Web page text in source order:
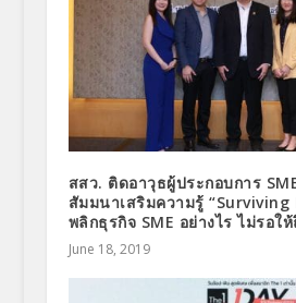
สสว. ติดอาวุธผู้ประกอบการ
สัมมนาเสริมความรู้
พลิกธุรกิจ SME อย่างไร ไม่รอใ
June 18, 2019